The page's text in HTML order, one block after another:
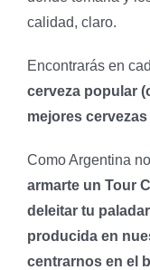
calidad, claro.
Encontrarás en
cerveza popular
mejores
Como Argentina
armarte un Tour
deleitar tu
producida en
centrarnos en el